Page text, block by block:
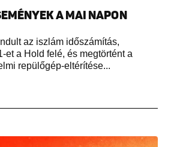
A MAI NAPON
az iszlám időszámítás,
et a Hold felé, és megtörtént a
repülőgép-eltérítése...